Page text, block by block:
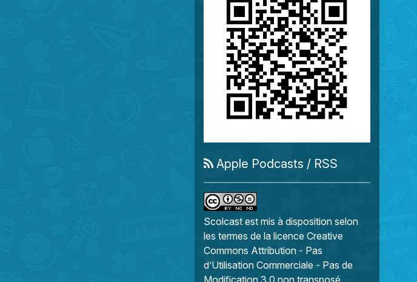
Apple Podcasts / RSS
Scolcast est mis à disposition selon
les termes de la licence Creative
Commons Attribution - Pas
d’Utilisation Commerciale - Pas de
Modification 3.0 non transposé.